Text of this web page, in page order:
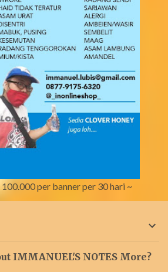
100.000 per banner per 30 hari ~
IMMANUEL'S NOTES More?